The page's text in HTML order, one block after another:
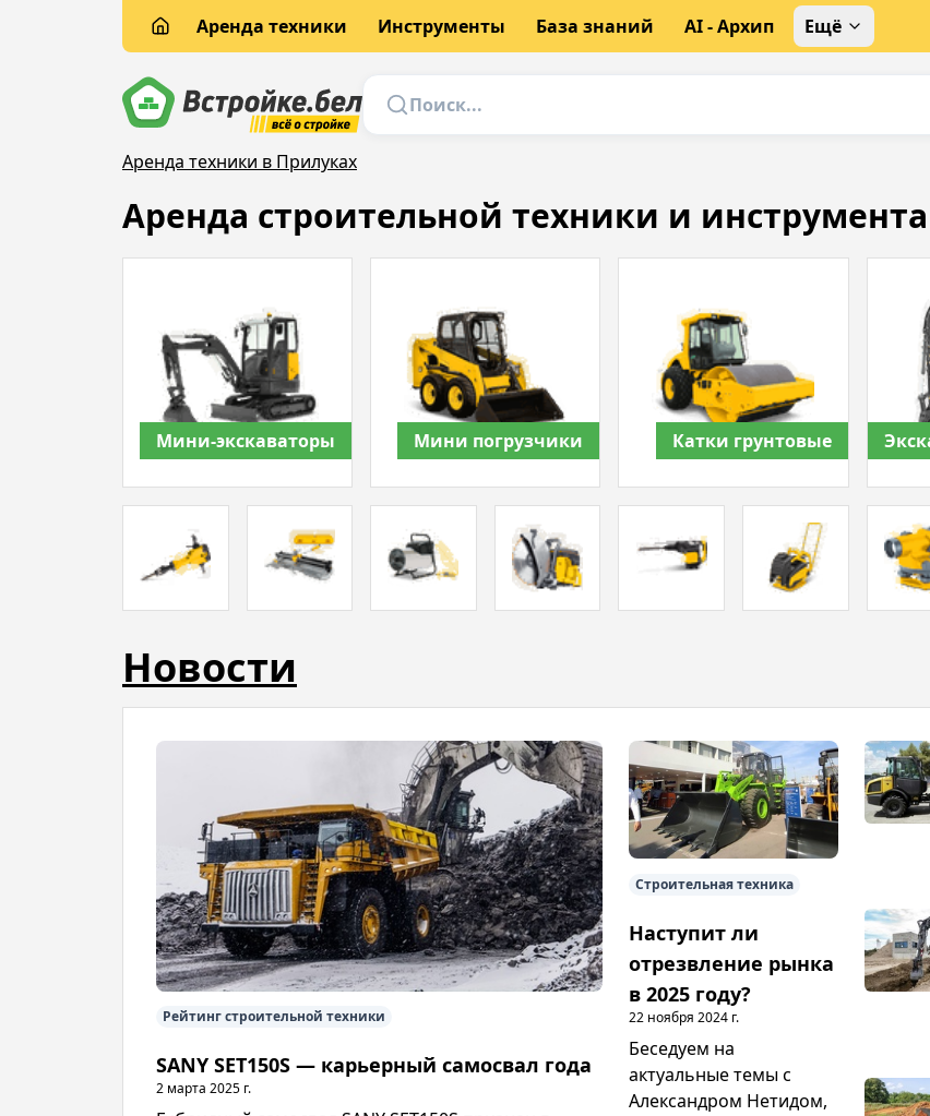
Аренда техники Инструменты База знаний AI - Архип Ещё
Аренда техники в Прилуках
Аренда строительной техники и
Мини-экскаваторы Мини погрузчики Катки грунтовые
Новости
Рейтинг строительной техники
SANY SET150S — карьерный самосвал года
2 марта 2025 г.
Строительная техника
Наступит ли
отрезвление рынка
в 2025 году?
22 ноября 2024 г.
Беседуем на
актуальные темы с
Александром Нетидом,